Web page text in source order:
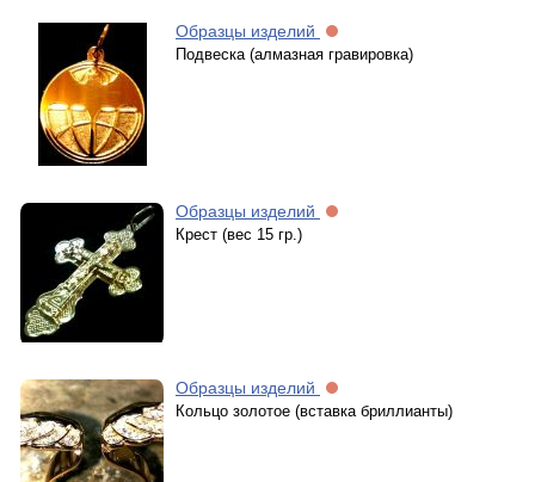
Образцы изделий
Подвеска (алмазная гравировка)
Образцы изделий
Крест (вес 15 гр.)
Образцы изделий
Кольцо золотое (вставка бриллианты)